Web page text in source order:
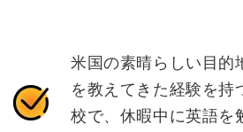
米国の素晴らしい目的
を教えてきた経験を持
校で、休暇中に英語を